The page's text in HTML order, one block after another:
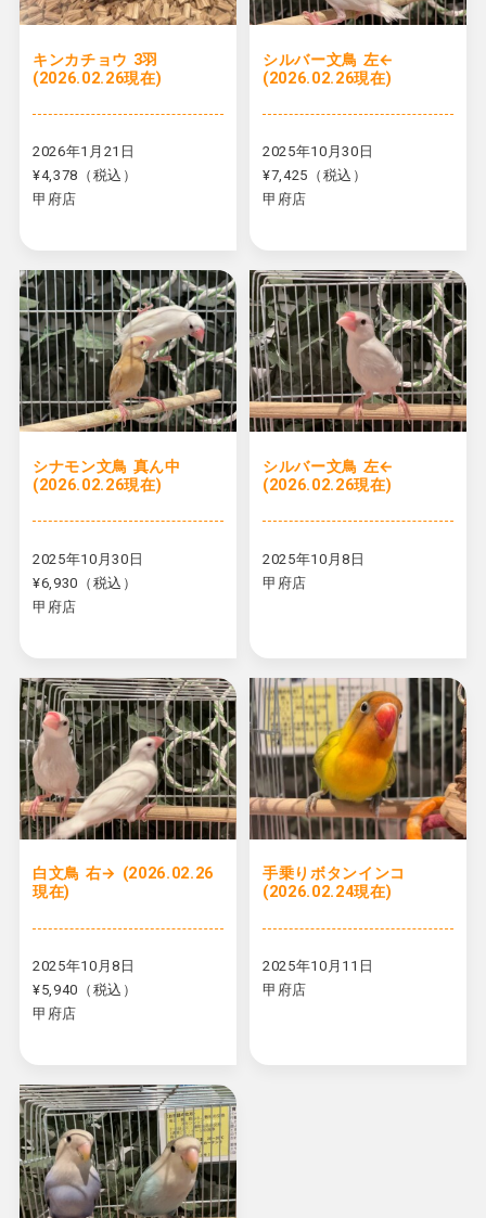
キンカチョウ 3羽
(2026.02.26現在)
2026年1月21日
¥4,378（税込）
甲府店
シルバー文鳥 左←
(2026.02.26現在)
2025年10月30日
¥7,425（税込）
甲府店
シナモン文鳥 真ん中
(2026.02.26現在)
2025年10月30日
¥6,930（税込）
甲府店
シルバー文鳥 左←
(2026.02.26現在)
2025年10月8日
甲府店
白文鳥 右→ (2026.02.26
現在)
2025年10月8日
¥5,940（税込）
甲府店
手乗りボタンインコ
(2026.02.24現在)
2025年10月11日
甲府店